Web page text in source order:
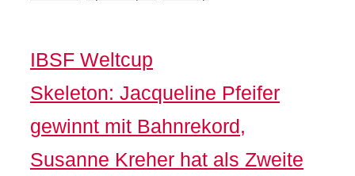
IBSF Weltcup
Skeleton: Jacqueline Pfeifer
gewinnt mit Bahnrekord,
Susanne Kreher hat als Zweite